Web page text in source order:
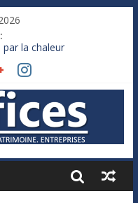
par la chaleur
déjà remboursés
l’impôt
presque rien